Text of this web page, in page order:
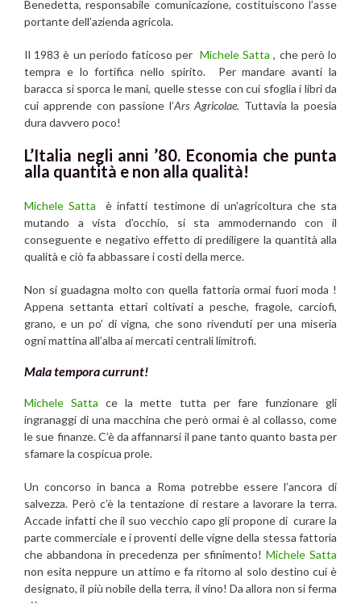
Benedetta, responsabile comunicazione, costituiscono l’asse
portante dell’azienda agricola.
Il 1983 è un periodo faticoso per Michele Satta , che però lo
tempra e lo fortifica nello spirito. Per mandare avanti la
baracca si sporca le mani, quelle stesse con cui sfoglia i libri da
cui apprende con passione l’Ars Agricolae. Tuttavia la poesia
dura davvero poco!
L’Italia negli anni ’80. Economia che punta
alla quantità e non alla qualità!
Michele Satta è infatti testimone di un’agricoltura che sta
mutando a vista d’occhio, si sta ammodernando con il
conseguente e negativo effetto di prediligere la quantità alla
qualità e ciò fa abbassare i costi della merce.
Non si guadagna molto con quella fattoria ormai fuori moda !
Appena settanta ettari coltivati a pesche, fragole, carciofi,
grano, e un po’ di vigna, che sono rivenduti per una miseria
ogni mattina all’alba ai mercati centrali limitrofi.
Mala tempora currunt!
Michele Satta ce la mette tutta per fare funzionare gli
ingranaggi di una macchina che però ormai è al collasso, come
le sue finanze. C’è da affannarsi il pane tanto quanto basta per
sfamare la cospicua prole.
Un concorso in banca a Roma potrebbe essere l’ancora di
salvezza. Però c’è la tentazione di restare a lavorare la terra.
Accade infatti che il suo vecchio capo gli propone di curare la
parte commerciale e i proventi delle vigne della stessa fattoria
che abbandona in precedenza per sfinimento! Michele Satta
non esita neppure un attimo e fa ritorno al solo destino cui è
designato, il più nobile della terra, il vino! Da allora non si ferma